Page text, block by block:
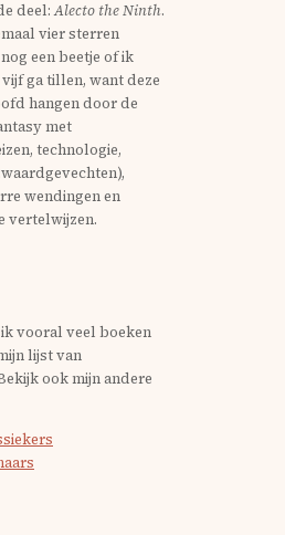
deel:Alecto the Ninth.
vier sterren
een beetje of ik
ga tillen, want deze
hangen door de
met
technologie,
wendingen en
vertelwijzen.
vooral veel boeken
lijst van
ook mijn andere